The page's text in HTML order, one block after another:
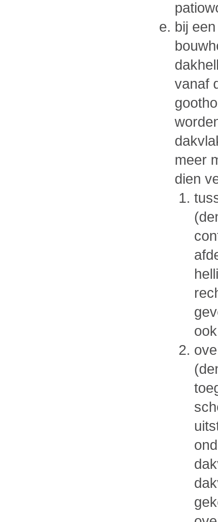
bij
vanaf
meer
dien